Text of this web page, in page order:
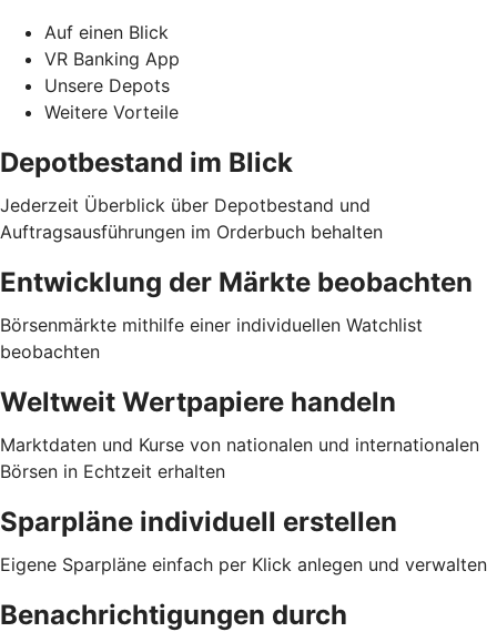
Auf einen Blick
VR Banking App
Unsere Depots
Weitere Vorteile
Depotbestand im Blick
Jederzeit Überblick über Depotbestand und
Auftragsausführungen im Orderbuch behalten
Entwicklung der Märkte beobachten
Börsenmärkte mithilfe einer individuellen Watchlist
beobachten
Weltweit Wertpapiere handeln
Marktdaten und Kurse von nationalen und internationalen
Börsen in Echtzeit erhalten
Sparpläne individuell erstellen
Eigene Sparpläne einfach per Klick anlegen und verwalten
Benachrichtigungen durch